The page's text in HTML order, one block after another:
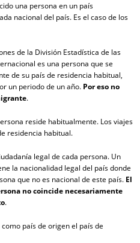
una persona en un país
nacional del país. Es el caso de los
de la División Estadística de las
es una persona que se
de su país de residencia habitual,
un periodo de un año. Por eso no
.
reside habitualmente. Los viajes
residencia habitual.
legal de cada persona. Un
la nacionalidad legal del país donde
que no es nacional de este país. El
no coincide necesariamente
.
país de origen el país de